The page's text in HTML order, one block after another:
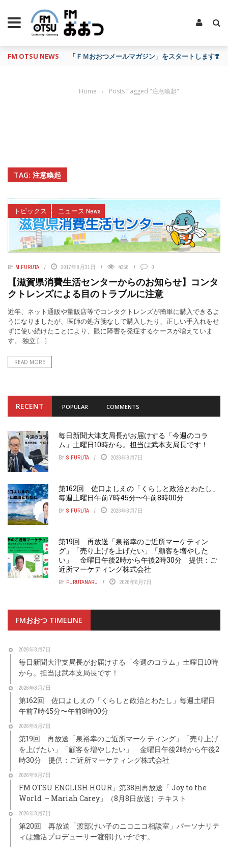
FM OTSU NEWS 「ＦＭおおつメールマガジン」をスタートします❣️
TAG: 注意喚起
Home › Posts Tagged "注意喚起"
トピックス ニュース News
BY M.FURUTA 2017年8月31日 4358 0
【滋賀県消費生活センターからのお知らせ】コンタ
クトレンズによる目のトラブルに注意
近年、ネット通販や量販店等でコンタクトレンズが簡単に購入できるよ
うになりましたが、医師の処方箋なしで購入したり、正しい手入れをせ
ずに使い続けたことにより、眼に障害を発症するケースが増えていま
す。 独立 […]
READ MORE
RECENT POPULAR COMMENTS
毎日新聞大津支局長がお届けする「今週のコラ
ム」土曜日10時から。担当は武本支局長です！
BY S.FURUTA 2026年8月7日
第162回 佐口よしえの「くらしと政治とわたし」
毎週土曜日午前7時45分〜午前8時00分
BY S.FURUTA 2026年8月7日
第19回 再放送「泉裕幸のご近所マーケティン
グ」「売り上げを上げたい」「顧客を増やした
い」 金曜日午後2時から午後2時30分 提供：ご
近所マーケティング株式会社
BY FURUTANARU 2026年8月7日
FMおおつ TIMELINE
2026年8月7日
毎日新聞大津支局長がお届けする「今週のコラム」土曜日10時
から。担当は武本支局長です！
2026年8月7日
第162回 佐口よしえの「くらしと政治とわたし」毎週土曜日
午前7時45分〜午前8時00分
2026年8月7日
第19回 再放送「泉裕幸のご近所マーケティング」「売り上げ
を上げたい」「顧客を増やしたい」 金曜日午後2時から午後2
時30分 提供：ご近所マーケティング株式会社
2026年8月7日
FM OTSU ENGLISH HOUR」第38回再放送「 Joy to the
World – Mariah Carey」（8月8日放送）テキスト
2026年8月7日
第20回 再放送「渡部けい子のニコニコ相談室」パーソナリテ
ィは婚活プロデューサー渡部けい子です。